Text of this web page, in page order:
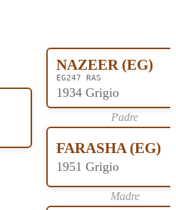
NAZEER (EG)
EG247 RAS
1934 Grigio
Padre
FARASHA (EG)
1951 Grigio
Madre